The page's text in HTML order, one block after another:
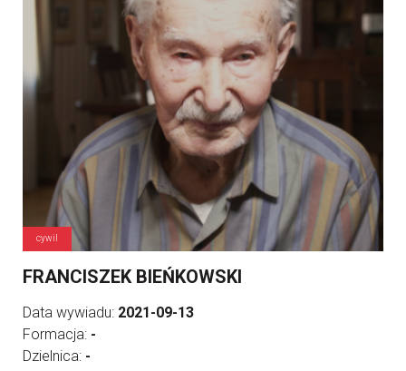
cywil
FRANCISZEK BIEŃKOWSKI
Data wywiadu: 2021-09-13
Formacja: -
Dzielnica: -